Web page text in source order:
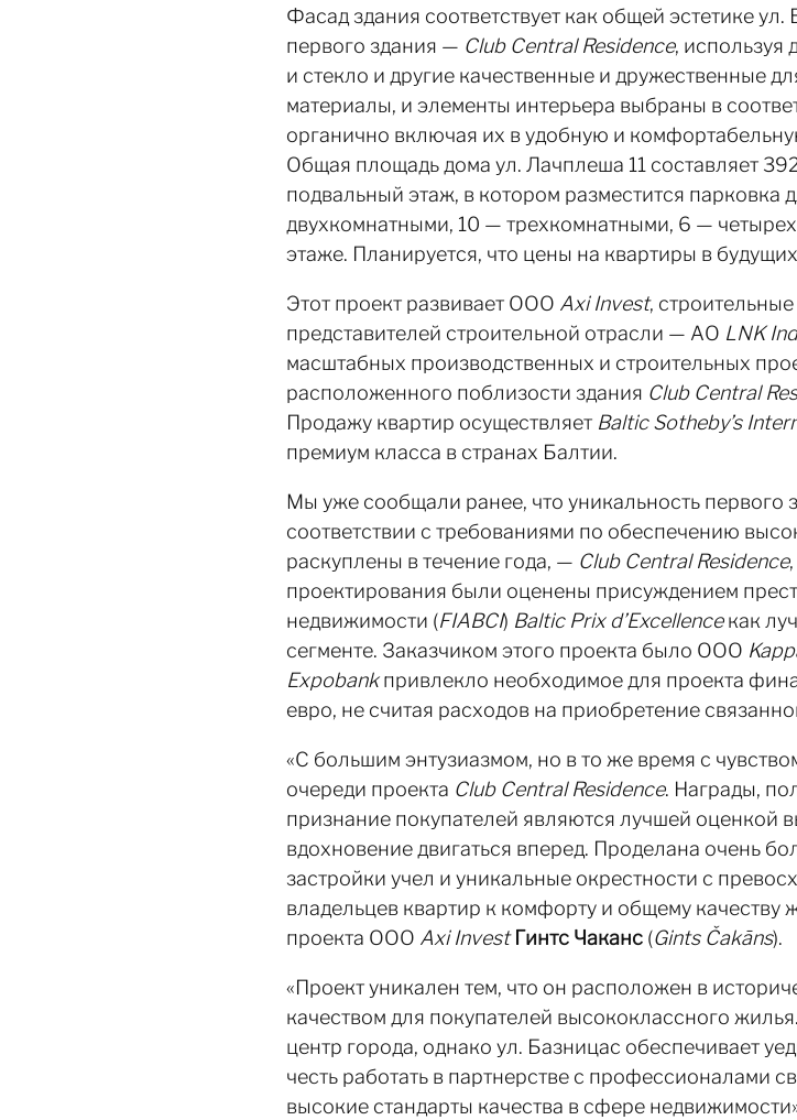
Фасад здания соответствует как общей эстетике
первого здания — Club Central Residence, используя
и стекло и другие качественные и дружественные
материалы, и элементы интерьера выбраны в
органично включая их в удобную и
Общая площадь дома ул. Лачплеша 11 составляет
подвальный этаж, в котором разместится парковка
двухкомнатными, 10 — трехкомнатными, 6 —
этаже. Планируется, что цены на квартиры в
Этот проект развивает ООО Axi Invest,
представителей строительной отрасли — АО LNK
масштабных производственных и строительных
расположенного поблизости здания Club Central
Продажу квартир осуществляет Baltic Sotheby’s
премиум класса в странах Балтии.
Мы уже сообщали ранее, что уникальность первого
соответствии с требованиями по обеспечению
раскуплены в течение года, — Club Central Residence
проектирования были оценены присуждением
недвижимости (FIABCI) Baltic Prixd’Excellenceкак
сегменте. Заказчиком этого проекта было ООО
Expobankпривлекло необходимое для проекта
евро, не считая расходов на приобретение
«С большим энтузиазмом, но в то же время с
очереди проекта Club Central Residence. Награды,
признание покупателей являются лучшей оценкой
вдохновение двигаться вперед. Проделана очень
застройки учел и уникальные окрестности с
владельцев квартир к комфорту и общему качеству
проекта ООО Axi Invest Гинтс Чаканс (Gints Čakāns).
«Проект уникален тем, что он расположен в
качеством для покупателей высококлассного
центр города, однако ул. Базницас обеспечивает
честь работать в партнерстве с профессионалами
высокие стандарты качества в сфере